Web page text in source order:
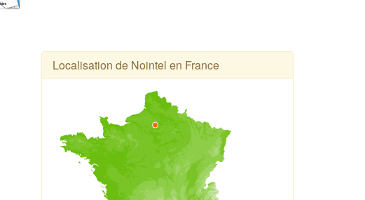
Localisation de Nointel en France